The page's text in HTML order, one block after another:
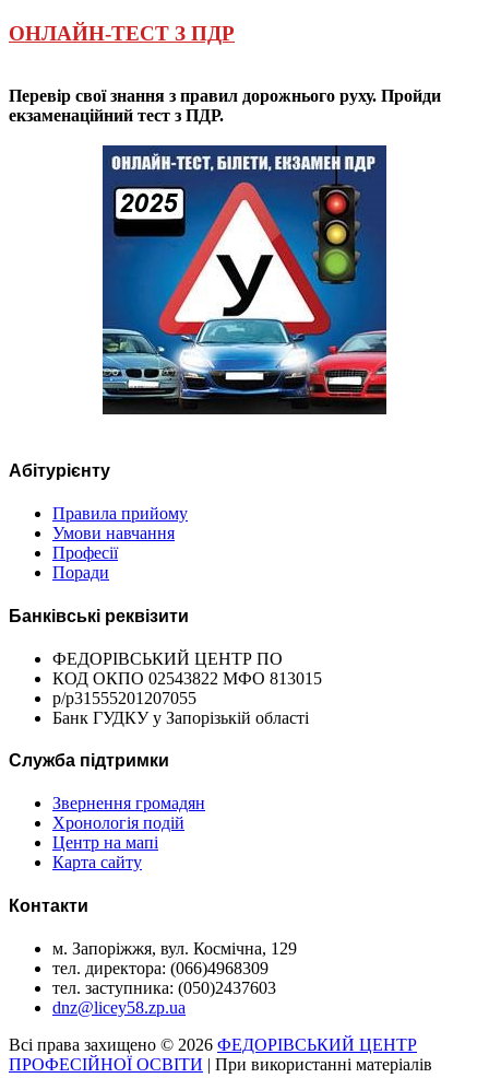
ОНЛАЙН-ТЕСТ З ПДР
Перевір свої знання з правил дорожнього руху. Пройди
екзаменаційний тест з ПДР.
Абітурієнту
Правила прийому
Умови навчання
Професії
Поради
Банківські реквізити
ФЕДОРІВСЬКИЙ ЦЕНТР ПО
КОД ОКПО 02543822 МФО 813015
р/р31555201207055
Банк ГУДКУ у Запорізькій області
Служба підтримки
Звернення громадян
Хронологія подій
Центр на мапі
Карта сайту
Контакти
м. Запоріжжя, вул. Космічна, 129
тел. директора: (066)4968309
тел. заступника: (050)2437603
dnz@licey58.zp.ua
Всі права захищено © 2026 ФЕДОРІВСЬКИЙ ЦЕНТР
ПРОФЕСІЙНОЇ ОСВІТИ | При використанні матеріалів